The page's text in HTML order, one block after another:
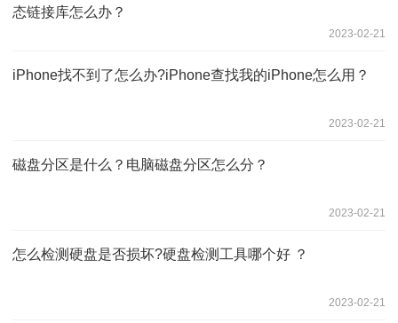
态链接库怎么办？
2023-02-21
iPhone找不到了怎么办?iPhone查找我的iPhone怎么用？
2023-02-21
磁盘分区是什么？电脑磁盘分区怎么分？
2023-02-21
怎么检测硬盘是否损坏?硬盘检测工具哪个好 ？
2023-02-21